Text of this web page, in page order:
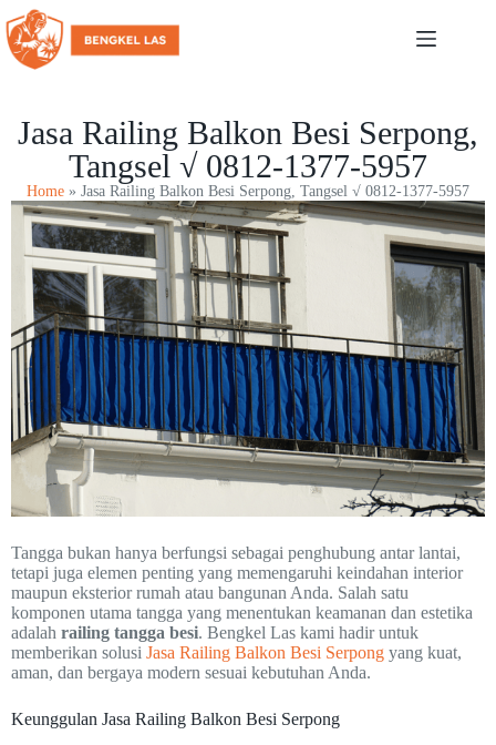
Jasa Railing Balkon Besi Serpong,
Tangsel √ 0812-1377-5957
Home » Jasa Railing Balkon Besi Serpong, Tangsel √ 0812-1377-5957
Tangga bukan hanya berfungsi sebagai penghubung antar lantai,
tetapi juga elemen penting yang memengaruhi keindahan interior
maupun eksterior rumah atau bangunan Anda. Salah satu
komponen utama tangga yang menentukan keamanan dan estetika
adalah railing tangga besi. Bengkel Las kami hadir untuk
memberikan solusi Jasa Railing Balkon Besi Serpong yang kuat,
aman, dan bergaya modern sesuai kebutuhan Anda.
Keunggulan Jasa Railing Balkon Besi Serpong